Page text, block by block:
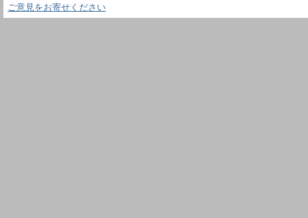
ご意見をお寄せください